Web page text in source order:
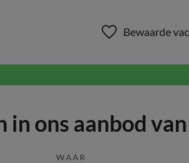
Bewaarde
ons aanbod
WAAR